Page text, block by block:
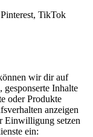
TikTok
wir dir auf
gesponserte Inhalte
oder Produkte
anzeigen
Einwilligung setzen
ein: